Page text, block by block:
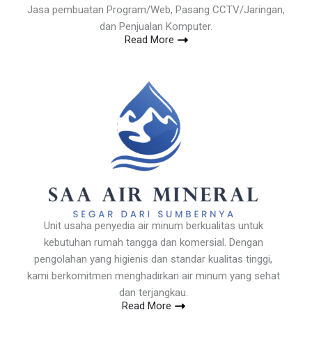
Jasa pembuatan Program/Web, Pasang CCTV/Jaringan,
dan Penjualan Komputer.
Read More
Unit usaha penyedia air minum berkualitas untuk
kebutuhan rumah tangga dan komersial. Dengan
pengolahan yang higienis dan standar kualitas tinggi,
kami berkomitmen menghadirkan air minum yang sehat
dan terjangkau.
Read More